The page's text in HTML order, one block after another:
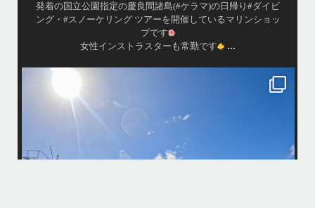
発着の国立公園指定の慶良間諸島(#ケラマ)の日帰り#ダイビ
ング・#スノーケリング ツアーを開催しているマリンショッ
プです
女性インストラスターも常勤です
...
たくさんのご利用本当にありがとうございました
BBQにジェットスキー、バナナボート、SUP、パラセーリングなどな
ど…勇海号を拠点に色々お楽しみ頂きましたよ〜
海も荒れずにいい天気の中開催できたので何よりです
また来年もリピートして頂けたら嬉しいです